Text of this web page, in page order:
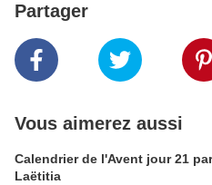
Partager
Vous aimerez aussi
Calendrier de l'Avent jour 21 par
Laëtitia